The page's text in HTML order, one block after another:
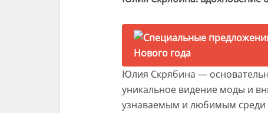
Юлия Скрябина —
уникальное видение моды и
узнаваемым и любимым среди